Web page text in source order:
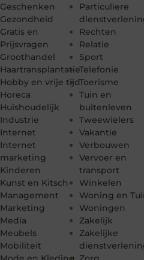
Geschenken
Gezondheid
Gratis en
Prijsvragen
Groothandel
Haartransplantatie
Hobby en vrije tijd
Horeca
Huishoudelijk
Industrie
Internet
Internet
marketing
Kinderen
Kunst en Kitsch
Management
Marketing
Media
Meubels
Mobiliteit
Particuliere
Rechten
Relatie
Sport
Telefonie
Toerisme
Tuin en
buitenleven
Tweewielers
Vakantie
Verbouwen
Vervoer en
transport
Winkelen
Woning en
Woningen
Zakelijk
Zakelijke